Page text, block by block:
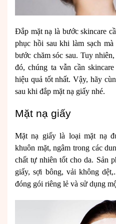
Đắp mặt nạ là bước skincare
phục hồi sau khi làm sạch
bước chăm sóc sau. Tuy
đó, chúng ta vẫn cần
hiệu quả tốt nhất. Vậy, hãy
sau khi đắp mặt nạ giấy nhé.
Mặt nạ giấy
Mặt nạ giấy là loại mặt nạ
khuôn mặt, ngâm trong các
chất tự nhiên tốt cho da. Sản
giấy, sợi bông, vải không
đóng gói riêng lẻ và sử dụng